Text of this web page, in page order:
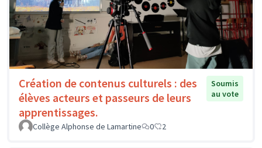
Création de contenus culturels : des
élèves acteurs et passeurs de leurs
apprentissages.
Soumis
au vote
Collège Alphonse de Lamartine 0 2